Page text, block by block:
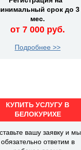
срок до 3
мес.
от 7 000 руб.
Подробнее >>
КУПИТЬ УСЛУГУ В
БЕЛОКУРИХЕ
вашу заявку и мы
обязательно ответим в